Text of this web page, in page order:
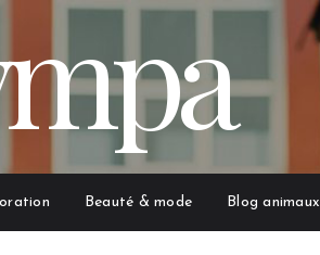
Beauté & mode Blog animaux